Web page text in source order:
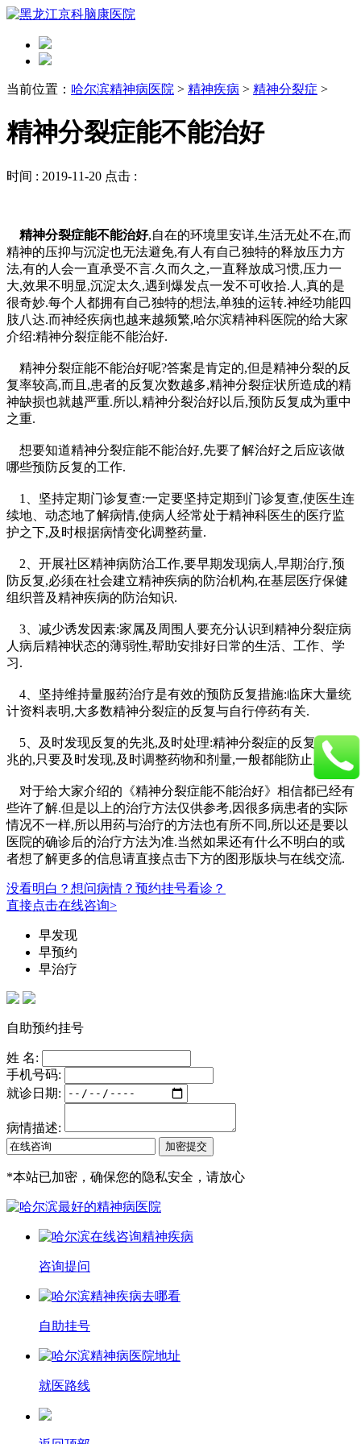
当前位置： 哈尔滨精神病医院 > 精神疾病 > 精神分裂症 >
精神分裂症能不能治好
时间 : 2019-11-20 点击 :
精神分裂症能不能治好,自在的环境里安详,生活无处不在,而
精神的压抑与沉淀也无法避免,有人有自己独特的释放压力方
法,有的人会一直承受不言.久而久之,一直释放成习惯,压力一
大,效果不明显,沉淀太久,遇到爆发点一发不可收拾.人,真的是
很奇妙.每个人都拥有自己独特的想法,单独的运转.神经功能四
肢八达.而神经疾病也越来越频繁,哈尔滨精神科医院的给大家
介绍:精神分裂症能不能治好.
精神分裂症能不能治好呢?答案是肯定的,但是精神分裂的反
复率较高,而且,患者的反复次数越多,精神分裂症状所造成的精
神缺损也就越严重.所以,精神分裂治好以后,预防反复成为重中
之重.
想要知道精神分裂症能不能治好,先要了解治好之后应该做
哪些预防反复的工作.
1、坚持定期门诊复查:一定要坚持定期到门诊复查,使医生连
续地、动态地了解病情,使病人经常处于精神科医生的医疗监
护之下,及时根据病情变化调整药量.
2、开展社区精神病防治工作,要早期发现病人,早期治疗,预
防反复,必须在社会建立精神疾病的防治机构,在基层医疗保健
组织普及精神疾病的防治知识.
3、减少诱发因素:家属及周围人要充分认识到精神分裂症病
人病后精神状态的薄弱性,帮助安排好日常的生活、工作、学
习.
4、坚持维持量服药治疗是有效的预防反复措施:临床大量统
计资料表明,大多数精神分裂症的反复与自行停药有关.
5、及时发现反复的先兆,及时处理:精神分裂症的反复是有先
兆的,只要及时发现,及时调整药物和剂量,一般都能防止反复.
对于给大家介绍的《精神分裂症能不能治好》相信都已经有
些许了解.但是以上的治疗方法仅供参考,因很多病患者的实际
情况不一样,所以用药与治疗的方法也有所不同,所以还是要以
医院的确诊后的治疗方法为准.当然如果还有什么不明白的或
者想了解更多的信息请直接点击下方的图形版块与在线交流.
没看明白？想问病情？预约挂号看诊？
直接点击在线咨询>
早发现
早预约
早治疗
自助预约挂号
姓 名:
手机号码:
就诊日期:
病情描述:
*本站已加密，确保您的隐私安全，请放心
咨询提问
自助挂号
就医路线